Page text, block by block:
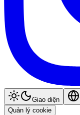
Giao diện
Quản lý cookie